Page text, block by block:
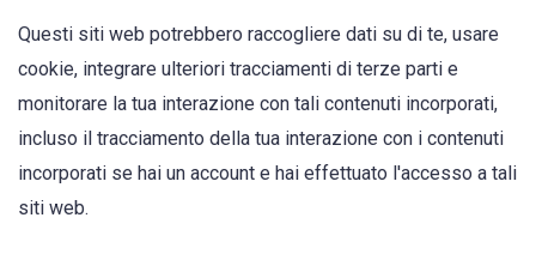
Questi siti web potrebbero raccogliere dati su di te, usare
cookie, integrare ulteriori tracciamenti di terze parti e
monitorare la tua interazione con tali contenuti incorporati,
incluso il tracciamento della tua interazione con i contenuti
incorporati se hai un account e hai effettuato l'accesso a tali
siti web.